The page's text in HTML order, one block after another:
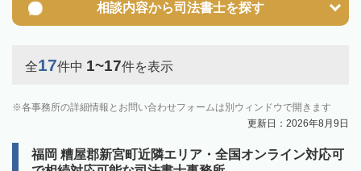
相談内容から司法書士を探す
全17件中 1~17件を表示
各事務所の詳細情報とお問い合わせフォームは別ウィンドウで開きます
更新日：2026年8月9日
福岡 糟屋郡新宮町近隣エリア・全国オンライン対応可